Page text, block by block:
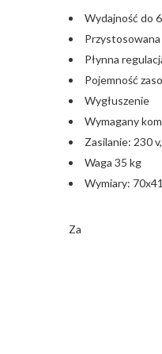
Wydajność do
Przystosowana
Płynna
Pojemność
Wygłuszenie
Wymagany
Zasilanie: 230
Waga 35 kg
Wymiary:
Za